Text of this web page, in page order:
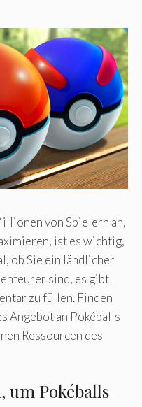
von Spielern an,
ist es wichtig,
ob Sie ein ländlicher
sind, es gibt
zu füllen. Finden
Angebot an Pokéballs
Ressourcen des
um Pokéballs